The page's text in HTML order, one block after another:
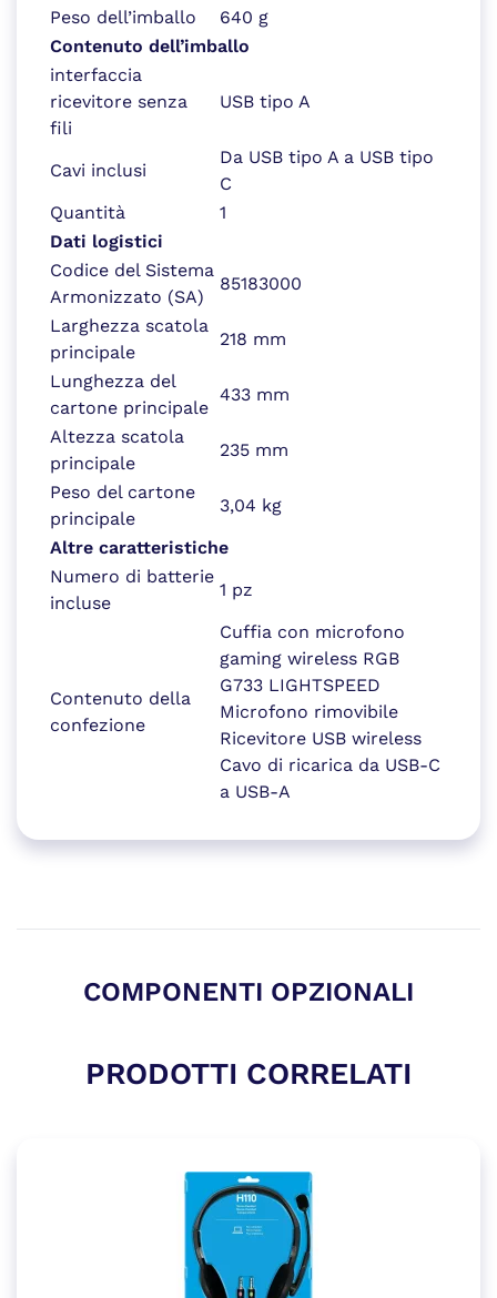
Peso dell’imballo
640 g
Contenuto dell’imballo
interfaccia
ricevitore senza
fili
USB tipo A
Cavi inclusi
Da USB tipo A a USB tipo
C
Quantità
1
Dati logistici
Codice del Sistema
Armonizzato (SA)
85183000
Larghezza scatola
principale
218 mm
Lunghezza del
cartone principale
433 mm
Altezza scatola
principale
235 mm
Peso del cartone
principale
3,04 kg
Altre caratteristiche
Numero di batterie
incluse
1 pz
Contenuto della
confezione
Cuffia con microfono
gaming wireless RGB
G733 LIGHTSPEED
Microfono rimovibile
Ricevitore USB wireless
Cavo di ricarica da USB-C
a USB-A
COMPONENTI OPZIONALI
PRODOTTI CORRELATI